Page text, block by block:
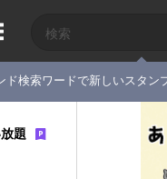
ド検索ワードで新しいスタン
題